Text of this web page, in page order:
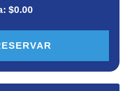
$0.00